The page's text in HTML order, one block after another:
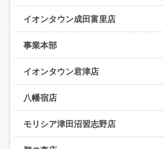
イオンタウン成田富里店
事業本部
イオンタウン君津店
八幡宿店
モリシア津田沼習志野店